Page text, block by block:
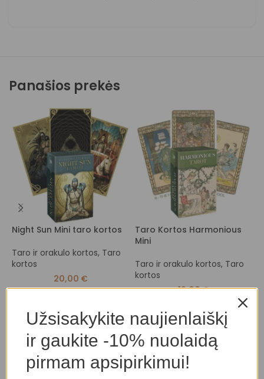
Panašios prekės
Night Sun Mini taro kortos
Taro ir orakulo kortos, Taro
kortos
20,00 €
Taro Kortos Harmonious
Mini
Taro ir orakulo kortos, Taro
kortos
19,00€
Užsisakykite naujienlaiškį
ir gaukite -10% nuolaidą
pirmam apsipirkimui!